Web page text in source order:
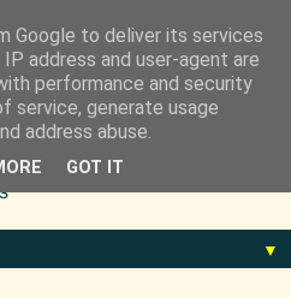
▼
Google to deliver its services
address and user-agent are
performance and security
service, generate usage
address abuse.
GOT IT